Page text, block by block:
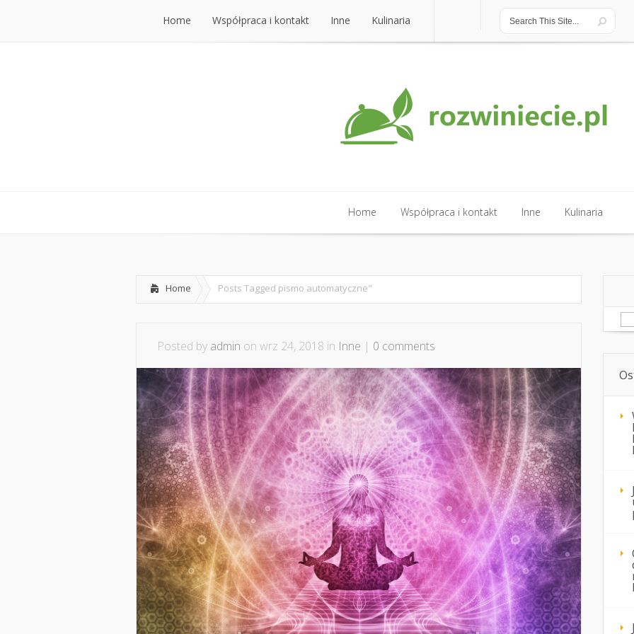
Home Współpraca i kontakt Inne Kulinaria
Home Współpraca i kontakt Inne Kulinaria
Home Posts Tagged pismo automatyczne"
Posted by admin on wrz 24, 2018 in Inne | 0 comments